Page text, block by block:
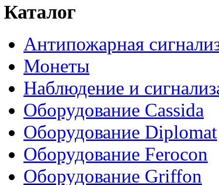
Каталог
Антипожарная
Монеты
Наблюдение и
Оборудование Cassida
Оборудование Diplomat
Оборудование Ferocon
Оборудование Griffon